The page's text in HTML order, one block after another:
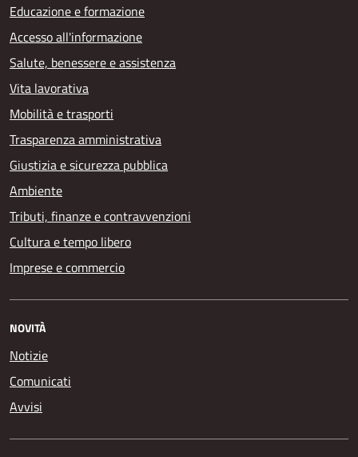
Educazione e formazione
Accesso all'informazione
Salute, benessere e assistenza
Vita lavorativa
Mobilità e trasporti
Trasparenza amministrativa
Giustizia e sicurezza pubblica
Ambiente
Tributi, finanze e contravvenzioni
Cultura e tempo libero
Imprese e commercio
NOVITÀ
Notizie
Comunicati
Avvisi